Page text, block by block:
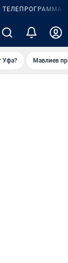
ТЕЛЕПРОГРАММА
Уфа? Мавлиев